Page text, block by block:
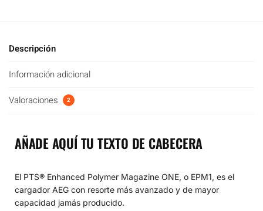
Descripción
Información adicional
Valoraciones 2
AÑADE AQUÍ TU TEXTO DE CABECERA
El PTS® Enhanced Polymer Magazine ONE, o EPM1, es el
cargador AEG con resorte más avanzado y de mayor
capacidad jamás producido.